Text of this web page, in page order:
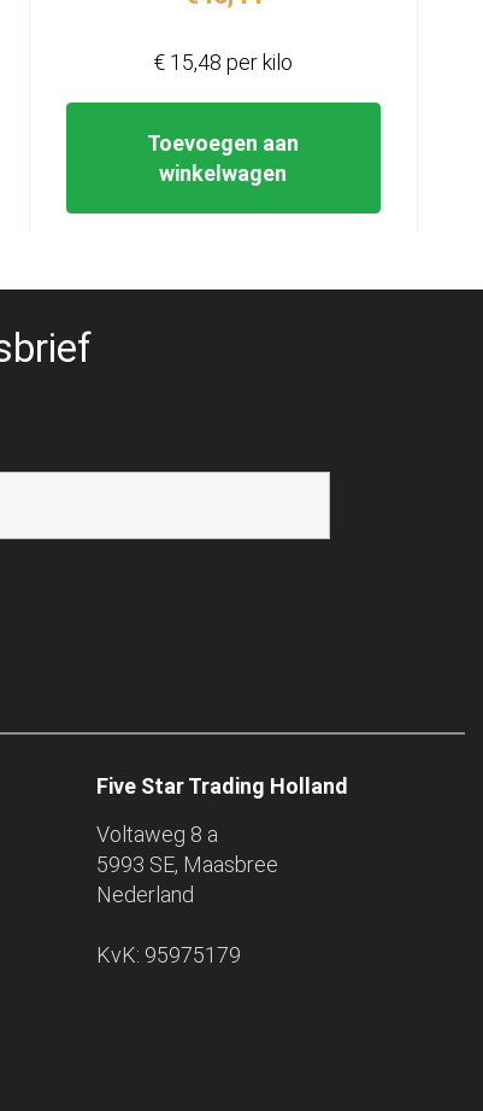
Toevoegen aan
winkelwagen
€ 15,48 per kilo
Five Star Trading Holland
Voltaweg 8 a
5993 SE, Maasbree
Nederland
KvK: 95975179